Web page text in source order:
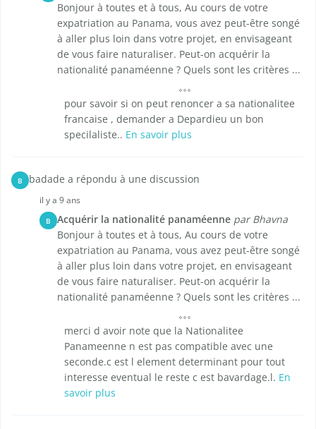
Bonjour à toutes et à tous, Au cours de votre
expatriation au Panama, vous avez peut-être songé
à aller plus loin dans votre projet, en envisageant
de vous faire naturaliser. Peut-on acquérir la
nationalité panaméenne ? Quels sont les critères ...
pour savoir si on peut renoncer a sa nationalitee
francaise , demander a Depardieu un bon
specilaliste.. En savoir plus
B badade a répondu à une discussion
il y a 9 ans
B Acquérir la nationalité panaméenne par Bhavna
Bonjour à toutes et à tous, Au cours de votre
expatriation au Panama, vous avez peut-être songé
à aller plus loin dans votre projet, en envisageant
de vous faire naturaliser. Peut-on acquérir la
nationalité panaméenne ? Quels sont les critères ...
merci d avoir note que la Nationalitee
Panameenne n est pas compatible avec une
seconde.c est l element determinant pour tout
interesse eventual le reste c est bavardage.l. En
savoir plus